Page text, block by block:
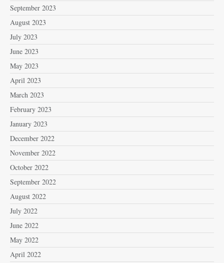
September 2023
August 2023
July 2023
June 2023
May 2023
April 2023
March 2023
February 2023
January 2023
December 2022
November 2022
October 2022
September 2022
August 2022
July 2022
June 2022
May 2022
April 2022